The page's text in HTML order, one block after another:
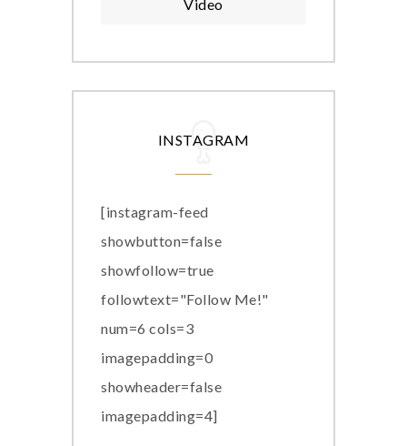
Video
INSTAGRAM
[instagram-feed
showbutton=false
showfollow=true
followtext="Follow Me!"
num=6 cols=3
imagepadding=0
showheader=false
imagepadding=4]